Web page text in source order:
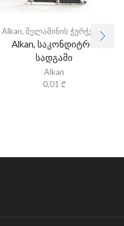
Alkan, მელამინის ჭურჭელი
Alkan, საკონდიტრო
სადგამი
Alkan
0,01 ₾